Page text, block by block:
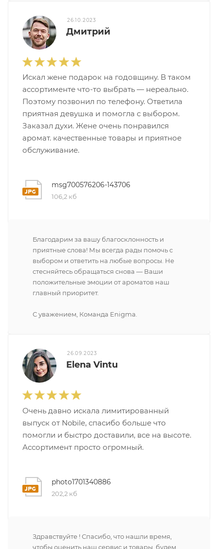
26.10.2023
Дмитрий
Искал жене подарок на годовщину. В таком
ассортименте что-то выбрать — нереально.
Поэтому позвонил по телефону. Ответила
приятная девушка и помогла с выбором.
Заказал духи. Жене очень понравился
аромат. качественные товары и приятное
обслуживание.
msg700576206-143706
106,2 кб
Благодарим за вашу благосклонность и
приятные слова! Мы всегда рады помочь с
выбором и ответить на любые вопросы. Не
стесняйтесь обращаться снова — Ваши
положительные эмоции от ароматов наш
главный приоритет.
С уважением, Команда Enigma.
26.09.2023
Elena Vintu
Очень давно искала лимитированный
выпуск от Nobile, спасибо больше что
помогли и быстро доставили, все на высоте.
Ассортимент просто огромный.
photo1701340886
202,2 кб
Здравствуйте ! Спасибо, что нашли время,
чтобы оценить наш сервис и товары, будем